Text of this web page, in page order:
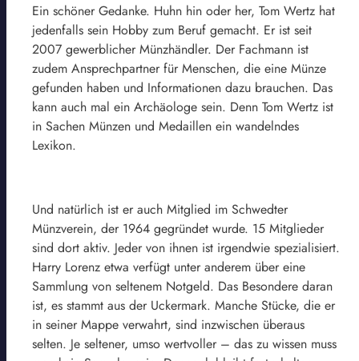
Ein schöner Gedanke. Huhn hin oder her, Tom Wertz hat
jedenfalls sein Hobby zum Beruf gemacht. Er ist seit
2007 gewerblicher Münzhändler. Der Fachmann ist
zudem Ansprechpartner für Menschen, die eine Münze
gefunden haben und Informationen dazu brauchen. Das
kann auch mal ein Archäologe sein. Denn Tom Wertz ist
in Sachen Münzen und Medaillen ein wandelndes
Lexikon.
Und natürlich ist er auch Mitglied im Schwedter
Münzverein, der 1964 gegründet wurde. 15 Mitglieder
sind dort aktiv. Jeder von ihnen ist irgendwie spezialisiert.
Harry Lorenz etwa verfügt unter anderem über eine
Sammlung von seltenem Notgeld. Das Besondere daran
ist, es stammt aus der Uckermark. Manche Stücke, die er
in seiner Mappe verwahrt, sind inzwischen überaus
selten. Je seltener, umso wertvoller – das zu wissen muss